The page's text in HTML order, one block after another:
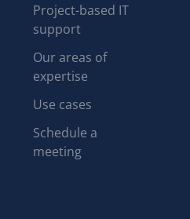
Project-based IT
support
Our areas of
expertise
Use cases
Schedule a
meeting